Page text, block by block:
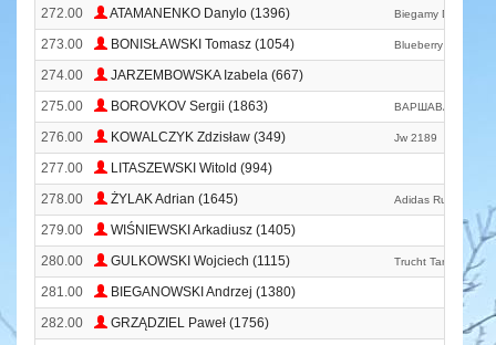
272.00
ATAMANENKO Danylo (1396) Biegamy Dla
273.00 BONISŁAWSKI Tomasz (1054) Blueberry Healh &
274.00
JARZEMBOWSKA Izabela (667)
275.00
BOROVKOV Sergii (1863) ВАРШАВА
276.00 KOWALCZYK Zdzisław (349) Jw 2189
277.00
LITASZEWSKI Witold (994)
278.00
ŻYLAK Adrian (1645) Adidas Runners
279.00
WIŚNIEWSKI Arkadiusz (1405)
280.00
GULKOWSKI Wojciech (1115) Trucht Tarchomin
281.00
BIEGANOWSKI Andrzej (1380)
282.00
GRZĄDZIEL Paweł (1756)